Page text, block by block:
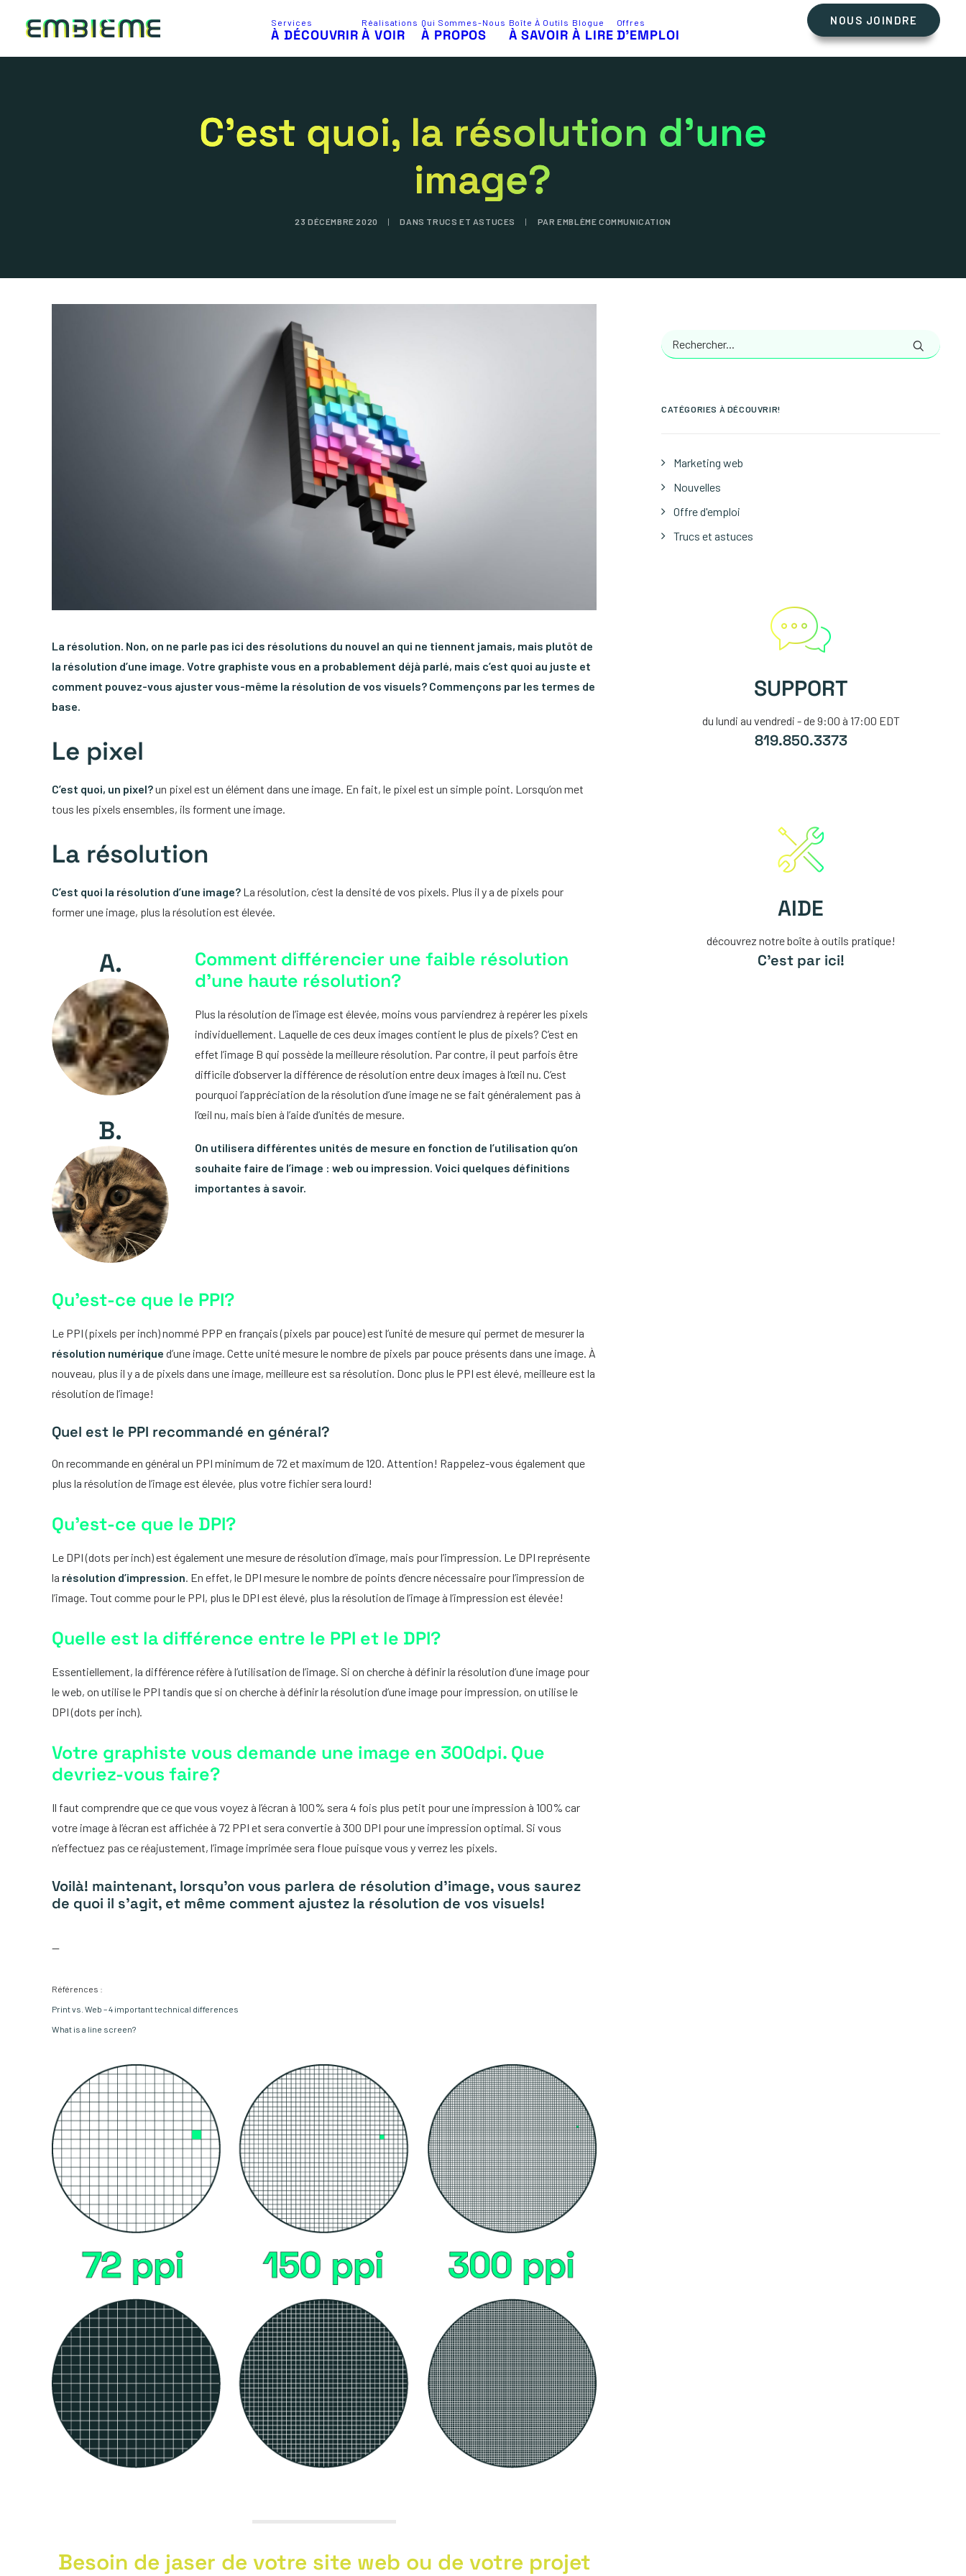
Services
À DÉCOUVRIR
Réalisations
À VOIR
Qui Sommes-Nous
À PROPOS
Boîte À Outils
À SAVOIR
Blogue
À LIRE
Offres
D’EMPLOI
NOUS JOINDRE
C’est quoi, la résolution d’une
image?
23 DÉCEMBRE 2020 | DANS TRUCS ET ASTUCES | PAREMBLÈME COMMUNICATION
La résolution. Non, on ne parle pas ici des résolutions du nouvel an qui ne tiennent jamais, mais plutôt de
la résolution d’une image. Votre graphiste vous en a probablement déjà parlé, mais c’est quoi au juste et
comment pouvez-vous ajuster vous-même la résolution de vos visuels? Commençons par les termes de
base.
Le pixel
C’est quoi, un pixel?un pixel est un élément dans une image. En fait, le pixel est un simple point. Lorsqu’on met
tous les pixels ensembles, ils forment une image.
La résolution
C’est quoi la résolution d’une image? La résolution, c’est la densité de vos pixels. Plus il y a de pixels pour
former une image, plus la résolution est élevée.
A.
B.
Comment différencier une faible résolution
d’une haute résolution?
Plus la résolution de l’image est élevée, moins vous parviendrez à repérer les pixels
individuellement. Laquelle de ces deux images contient le plus de pixels? C’est en
effet l’image B qui possède la meilleure résolution. Par contre, il peut parfois être
difficile d’observer la différence de résolution entre deux images à l’œil nu. C’est
pourquoi l’appréciation de la résolution d’une image ne se fait généralement pas à
l’œil nu, mais bien à l’aide d’unités de mesure.
On utilisera différentes unités de mesure en fonction de l’utilisation qu’on
souhaite faire de l’image : web ou impression. Voici quelques définitions
importantes à savoir.
Qu’est-ce que le PPI?
Le PPI (pixels per inch) nommé PPP en français (pixels par pouce) est l’unité de mesure qui permet de mesurer la
résolution numérique d’une image. Cette unité mesure le nombre de pixels par pouce présents dans une image. À
nouveau, plus il y a de pixels dans une image, meilleure est sa résolution. Donc plus le PPI est élevé, meilleure est la
résolution de l’image!
Quel est le PPI recommandé en général?
On recommande en général un PPI minimum de 72 et maximum de 120. Attention! Rappelez-vous également que
plus la résolution de l’image est élevée, plus votre fichier sera lourd!
Qu’est-ce que le DPI?
Le DPI (dots per inch) est également une mesure de résolution d’image, mais pour l’impression. Le DPI représente
la résolution d’impression. En effet, le DPI mesure le nombre de points d’encre nécessaire pour l’impression de
l’image. Tout comme pour le PPI, plus le DPI est élevé, plus la résolution de l’image à l’impression est élevée!
Quelle est la différence entre le PPI et le DPI?
Essentiellement, la différence réfère à l’utilisation de l’image. Si on cherche à définir la résolution d’une image pour
le web, on utilise le PPI tandis que si on cherche à définir la résolution d’une image pour impression, on utilise le
DPI (dots per inch).
Votre graphiste vous demande une image en 300dpi. Que
devriez-vous faire?
Il faut comprendre que ce que vous voyez à l’écran à 100% sera 4 fois plus petit pour une impression à 100% car
votre image à l’écran est affichée à 72 PPI et sera convertie à 300 DPI pour une impression optimal. Si vous
n’effectuez pas ce réajustement, l’image imprimée sera floue puisque vous y verrez les pixels.
Voilà! maintenant, lorsqu’on vous parlera de résolution d’image, vous saurez
de quoi il s’agit, et même comment ajustez la résolution de vos visuels!
—
Références :
Print vs. Web – 4 important technical differences
What is a line screen?
Besoin de jaser de votre site web ou de votre projet
CATÉGORIES À DÉCOUVRIR!
Marketing web
Nouvelles
Offre d'emploi
Trucs et astuces
SUPPORT
du lundi au vendredi - de 9:00 à 17:00 EDT
819.850.3373
AIDE
découvrez notre boîte à outils pratique!
C'est par ici!